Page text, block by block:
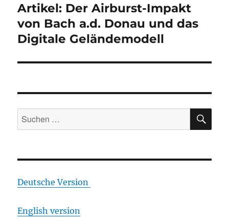
Nächster
Beitrag:
Artikel: Der Airburst-Impakt
von Bach a.d. Donau und das
Digitale Geländemodell
Suchen
nach:
Deutsche Version
English version